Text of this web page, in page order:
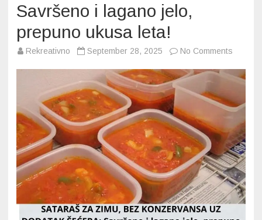
Savršeno i lagano jelo,
prepuno ukusa leta!
Rekreativno September 28, 2025 No Comments
ZIMU,
BEZ
UZ
i
lagano
jelo,
ukusa
leta!